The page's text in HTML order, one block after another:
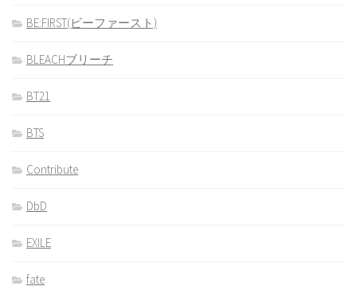
BE:FIRST(ビーファースト)
BLEACHブリーチ
BT21
BTS
Contribute
DbD
EXILE
fate